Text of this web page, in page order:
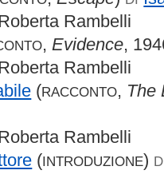
Rambelli
, Evidence,
Rambelli
(RACCONTO, The
Rambelli
(INTRODUZIONE)